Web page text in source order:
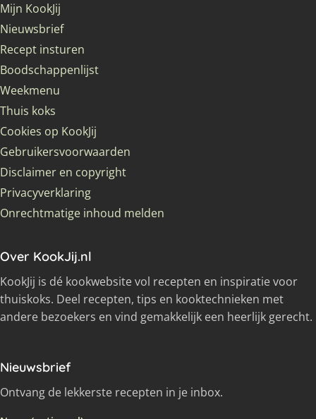
Mijn KookJij
Nieuwsbrief
Recept insturen
Boodschappenlijst
Weekmenu
Thuis koks
Cookies op KookJij
Gebruikersvoorwaarden
Disclaimer en copyright
Privacyverklaring
Onrechtmatige inhoud melden
Over KookJij.nl
KookJij is dé kookwebsite vol recepten en inspiratie voor
thuiskoks. Deel recepten, tips en kooktechnieken met
andere bezoekers en vind gemakkelijk een heerlijk gerecht.
Nieuwsbrief
Ontvang de lekkerste recepten in je inbox.